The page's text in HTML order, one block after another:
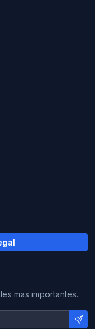
mas importantes.